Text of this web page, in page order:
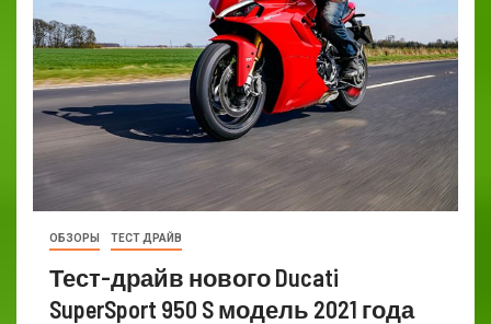
ОБЗОРЫ ТЕСТ ДРАЙВ
Тест-драйв нового Ducati
SuperSport 950 S модель 2021 года